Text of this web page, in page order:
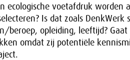
ecologische voetafdruk worden
Is dat zoals
beroep, opleiding, leeftijd?
omdat zij potentiële